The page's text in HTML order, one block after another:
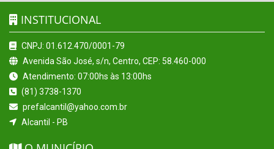
INSTITUCIONAL
CNPJ: 01.612.470/0001-79
Avenida São José, s/n, Centro, CEP: 58.460-000
Atendimento: 07:00hs às 13:00hs
(81) 3738-1370
prefalcantil@yahoo.com.br
Alcantil - PB